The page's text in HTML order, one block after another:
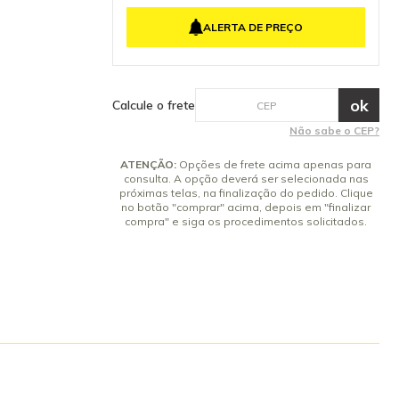
qualidade e
5x de R$ 48,41 sem juros
8x de R$ 30,26 sem juros
9x de R$ 26,90 sem juros
ALERTA DE PREÇO
Calcule o frete
Não sabe o CEP?
ATENÇÃO: Opções de frete acima apenas para
consulta. A opção deverá ser selecionada nas
próximas telas, na finalização do pedido. Clique
no botão "comprar" acima, depois em "finalizar
compra" e siga os procedimentos solicitados.